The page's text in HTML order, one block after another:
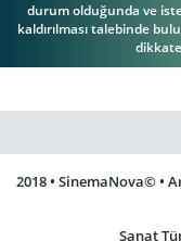
durum olduğunda ve
kaldırılması talebinde
dikkate
2018 • SinemaNova© •
Sanat